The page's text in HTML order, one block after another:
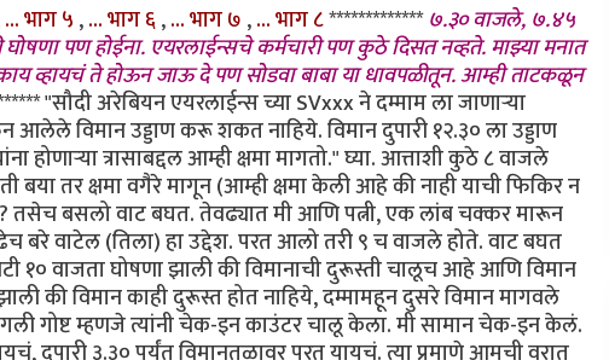
... भाग ५,... भाग ६,... भाग ७,... भाग ८*************७.३० वाजले, ७.४५
पण होईना. एयरलाईन्सचे कर्मचारी पण कुठे दिसत नव्हते. माझ्या मनात
व्हायचं ते होऊन जाऊ दे पण सोडवा बाबा या धावपळीतून. आम्ही ताटकळून
"सौदी अरेबियन एयरलाईन्स च्या SVxxx ने दम्माम ला जाणार्‍या
आलेले विमान उड्डाण करू शकत नाहिये. विमान दुपारी १२.३० ला उड्डाण
त्रासाबद्दल आम्ही क्षमा मागतो." घ्या. आत्ताशी कुठे ८ वाजले
तर क्षमा वगैरे मागून (आम्ही क्षमा केली आहे की नाही याची फिकिर न
बसलो वाट बघत. तेवढ्यात मी आणि पत्नी, एक लांब चक्कर मारून
बरे वाटेल (तिला) हा उद्देश. परत आलो तरी ९ च वाजले होते. वाट बघत
१० वाजता घोषणा झाली की विमानाची दुरूस्ती चालूच आहे आणि विमान
की विमान काही दुरूस्त होत नाहिये, दम्मामहून दुसरे विमान मागवले
गोष्ट म्हणजे त्यांनी चेक-इन काउंटर चालू केला. मी सामान चेक-इन केलं.